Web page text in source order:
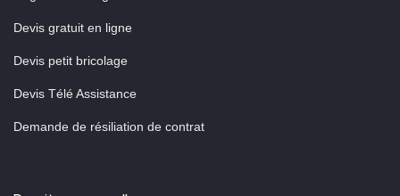
Devis gratuit en ligne
Devis petit bricolage
Devis Télé Assistance
Demande de résiliation de contrat